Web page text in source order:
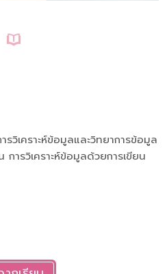
วิเคราะห์ข้อมูลและวิทยาการข้อมูล
ารวิเคราะห์ข้อมูลด้วยการเขียน